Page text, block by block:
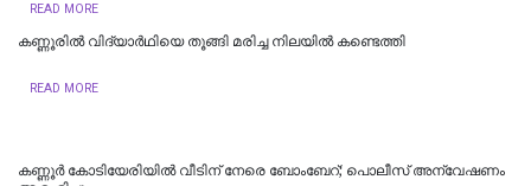
READ MORE
കണ്ണൂരില്‍ വിദ്യാര്‍ഥിയെ തൂങ്ങി മരിച്ച നിലയില്‍ കണ്ടെത്തി
READ MORE
കണ്ണൂർ കോടിയേരിയിൽ വീടിന് നേരെ ബോംബേറ്; പൊലീസ് അന്വേഷണം